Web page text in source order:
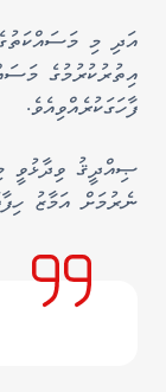
އަދި މި
އިތުރުކުރުމުގެ
ފާހަގަކުރެއްވިއެވެ.
ޞިއްދީޤު ވިދާޅުވީ
ނެރުމަށް އަމާޒު